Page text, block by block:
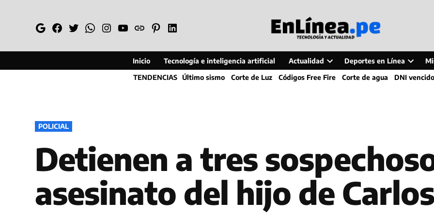
GoogleFacebook
TwitterWhatsapp
Instagram
YouTube
WebPinterestLinkedin
Inicio Tecnología e inteligencia artificial Actualidad
Open
dropdown
Deportes en Línea
Open
dropdown
TENDENCIAS Último sismo Corte de Luz Códigos Free Fire Corte de agua DNI vencido
PUBLICADO
EN
POLICIAL
Detienen a tres
asesinato del hijo de